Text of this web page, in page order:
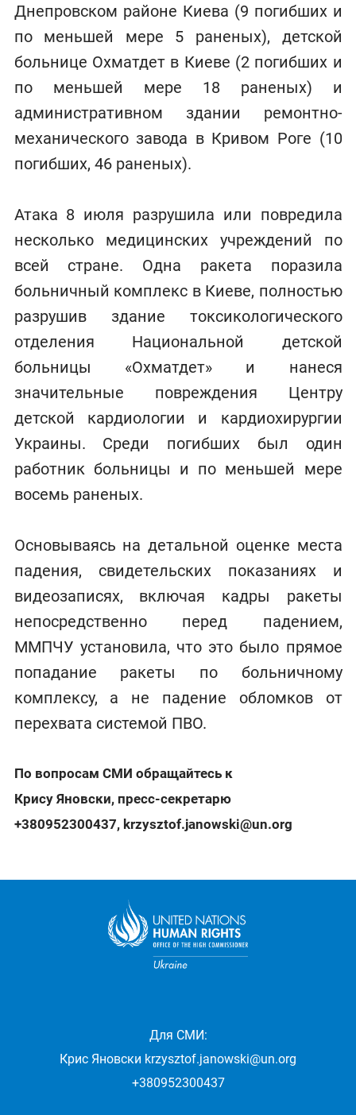
Днепровском районе Киева (9 погибших и
по меньшей мере 5 раненых), детской
больнице Охматдет в Киеве (2 погибших и
по меньшей мере 18 раненых) и
административном здании ремонтно-
механического завода в Кривом Роге (10
погибших, 46 раненых).
Атака 8 июля разрушила или повредила
несколько медицинских учреждений по
всей стране. Одна ракета поразила
больничный комплекс в Киеве, полностью
разрушив здание токсикологического
отделения Национальной детской
больницы «Охматдет» и нанеся
значительные повреждения Центру
детской кардиологии и кардиохирургии
Украины. Среди погибших был один
работник больницы и по меньшей мере
восемь раненых.
Основываясь на детальной оценке места
падения, свидетельских показаниях и
видеозаписях, включая кадры ракеты
непосредственно перед падением,
ММПЧУ установила, что это было прямое
попадание ракеты по больничному
комплексу, а не падение обломков от
перехвата системой ПВО.
По вопросам СМИ обращайтесь к
Крису Яновски, пресс-секретарю
+380952300437, krzysztof.janowski@un.org
Для СМИ:
Крис Яновски krzysztof.janowski@un.org
+380952300437